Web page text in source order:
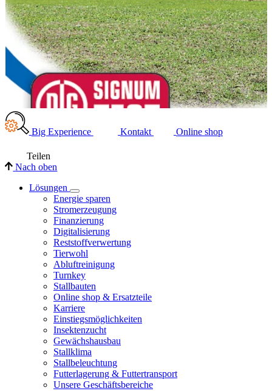
Big Experience Kontakt Online shop
Teilen
Nach oben
Lösungen
Energie sparen
Stromerzeugung
Finanzierung
Digitalisierung
Reststoffverwertung
Tierwohl
Abluftreinigung
Turnkey
Stallbauten
Online shop & Ersatzteile
Karriere
Einstiegsmöglichkeiten
Insektenzucht
Gewächshausbau
Stallklima
Stallbeleuchtung
Futterlagerung & Futtertransport
Unsere Geschäftsbereiche